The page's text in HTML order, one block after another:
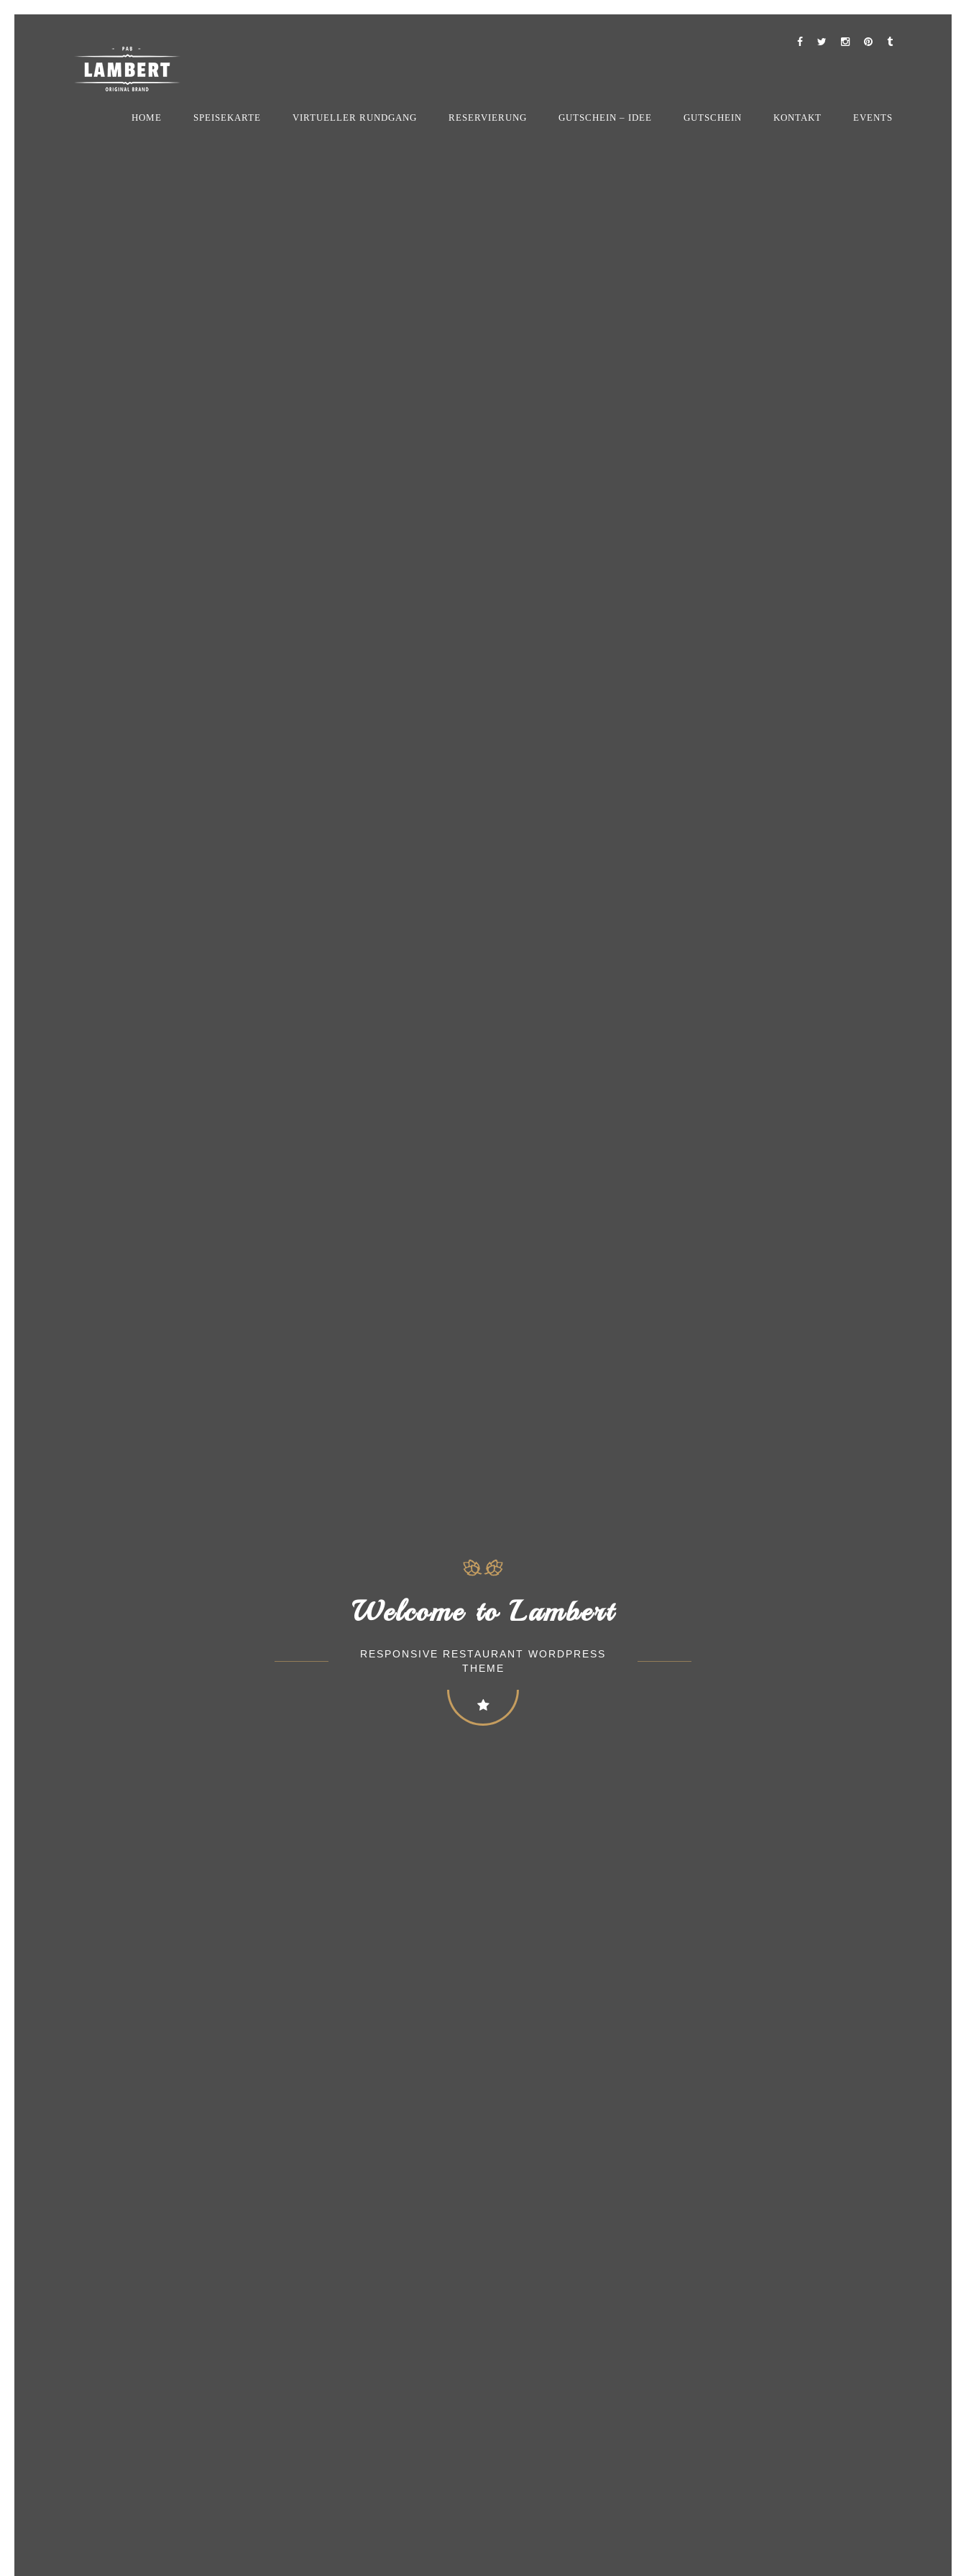
HOME SPEISEKARTE VIRTUELLER RUNDGANG RESERVIERUNG GUTSCHEIN – IDEE GUTSCHEIN KONTAKT EVENTS
Welcome to Lambert
RESPONSIVE RESTAURANT WORDPRESS
THEME